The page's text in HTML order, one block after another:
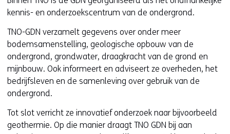
kennis- en onderzoekscentrum van de ondergrond.
TNO-GDN verzamelt gegevens over onder meer
bodemsamenstelling, geologische opbouw van de
ondergrond, grondwater, draagkracht van de grond en
mijnbouw. Ook informeert en adviseert ze overheden, het
bedrijfsleven en de samenleving over gebruik van de
ondergrond.
Tot slot verricht ze innovatief onderzoek naar bijvoorbeeld
geothermie. Op die manier draagt TNO GDN bij aan